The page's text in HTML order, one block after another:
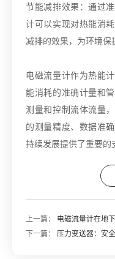
节能减排效果：通过
计可以实现对热能消
减排的效果，为环境保
电磁流量计作为热能
能消耗的准确计量和
测量和控制流体流量
的测量精度、数据准
持续发展提供了重要的
上一篇： 电磁流量计在地
下一篇：压力变送器：安